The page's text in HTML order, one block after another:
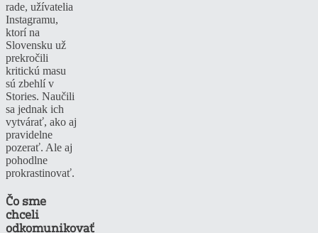
rade, užívatelia
Instagramu,
ktorí na
Slovensku už
prekročili
kritickú masu
sú zbehlí v
Stories. Naučili
sa jednak ich
vytvárať, ako aj
pravidelne
pozerať. Ale aj
pohodlne
prokrastinovať.
Čo sme
chceli
odkomunikovať